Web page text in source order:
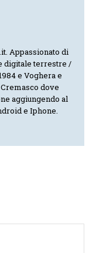
Appassionato di
digitale terrestre /
e Voghera e
dove
aggiungendo al
e Iphone.